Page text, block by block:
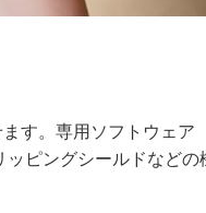
す。専用ソフトウェア
ッピングシールドなどの